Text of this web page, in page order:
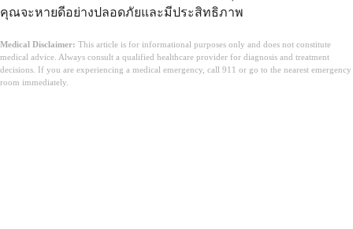
คุณจะหายดีอย่างปลอดภัยและมีประสิทธิภาพ
Medical Disclaimer: This article is for informational purposes only and does not constitute
medical advice. Always consult a qualified healthcare provider for diagnosis and treatment
decisions. If you are experiencing a medical emergency, call 911 or go to the nearest emergency
room immediately.